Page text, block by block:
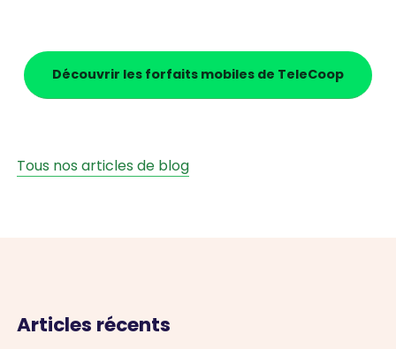
Découvrir les forfaits mobiles de TeleCoop
Tous nos articles de blog
Articles récents